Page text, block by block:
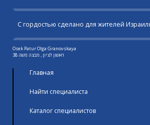
С гордостью сделано для жителей
Osek Patur Olga Granovskaya
ראשון לציון , מבצה משה 38
Главная
Найти специалиста
Каталог специалистов